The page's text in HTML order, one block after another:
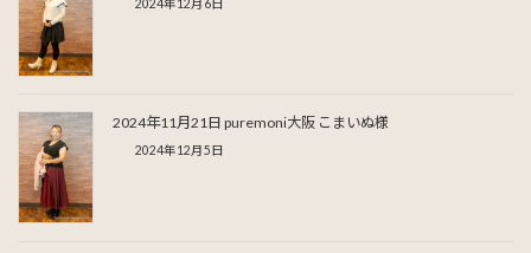
2024年12月6日
2024年11月21日 puremoni大阪 こまいぬ様
2024年12月5日